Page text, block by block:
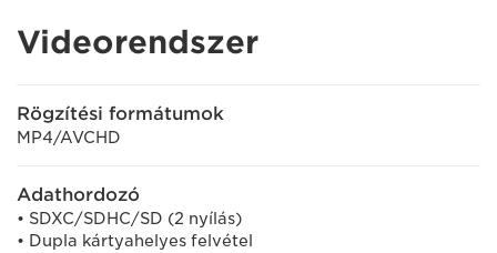
Videorendszer
Rögzítési formátumok
MP4/AVCHD
Adathordozó
• SDXC/SDHC/SD (2 nyílás)
• Dupla kártyahelyes felvétel